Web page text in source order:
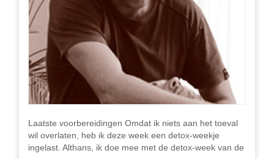
Laatste voorbereidingen Omdat ik niets aan het toeval
wil overlaten, heb ik deze week een detox-weekje
ingelast. Althans, ik doe mee met de detox-week van de